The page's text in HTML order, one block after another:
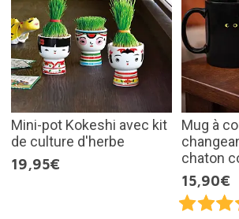
Mini-pot Kokeshi avec kit
de culture d'herbe
19,95€
Mug à
chaton
15,90€